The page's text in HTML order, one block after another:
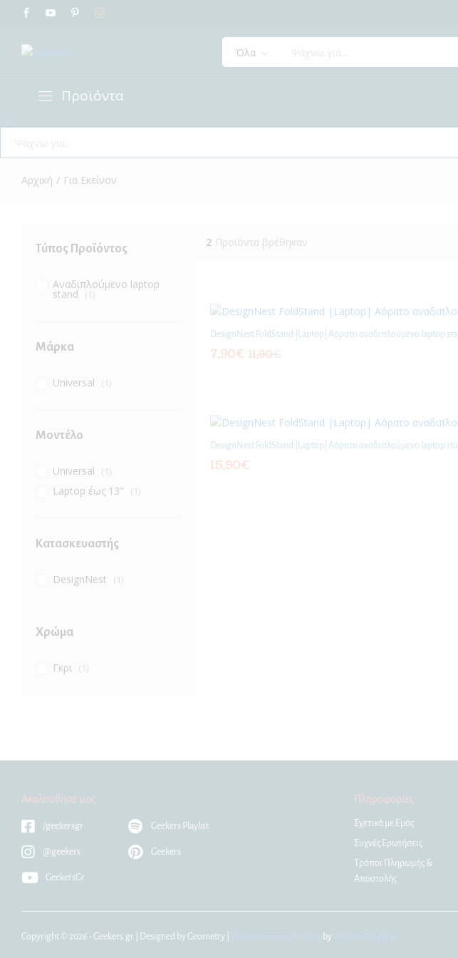
Όλα
Προϊόντα
Αρχική / Για Εκείνον
2 Προϊόντα βρέθηκαν
DesignNest FoldStand |Laptop| Αόρατο αναδιπλούμενο laptop
7,90€ 11,90
DesignNest FoldStand |Laptop| Αόρατο αναδιπλούμενο laptop
15,90€
Τύπος Προϊόντος
Αναδιπλούμενο laptop
stand (1)
Μάρκα
Universal (1)
Μοντέλο
Universal (1)
Laptop έως 13" (1)
Κατασκευαστής
DesignNest (1)
Χρώμα
Γκρι (1)
Ακολούθησε μας
/geekersgr
@geekers
GeekersGr
Geekers Playlist
Geekers
Πληροφορίες
Σχετικά με Εμάς
Συχνές Ερωτήσεις
Τρόποι Πληρωμής &
Αποστολής
Copyright © 2026 - Geekers.gr | Designed by Geometry Woocommerce Hosting by WebHosting|4U